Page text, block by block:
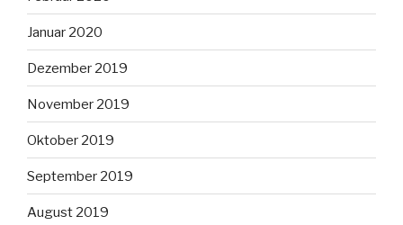
Januar 2020
Dezember 2019
November 2019
Oktober 2019
September 2019
August 2019